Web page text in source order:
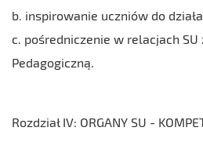
b. inspirowanie uczniów do
c. pośredniczenie w relacjach SU
Pedagogiczną.
Rozdział IV: ORGANY SU -